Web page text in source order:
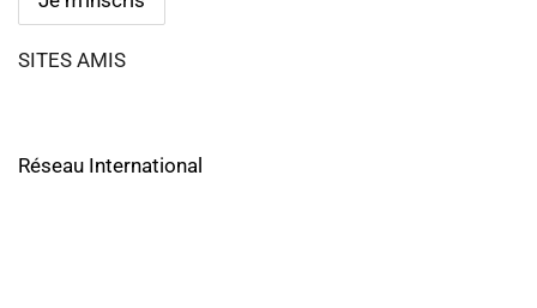
SITES AMIS
Réseau International